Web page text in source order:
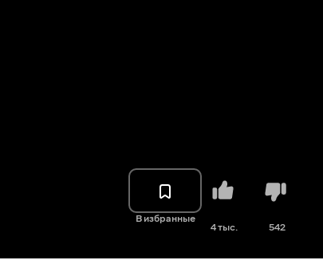
В избранные
4 тыс. 542